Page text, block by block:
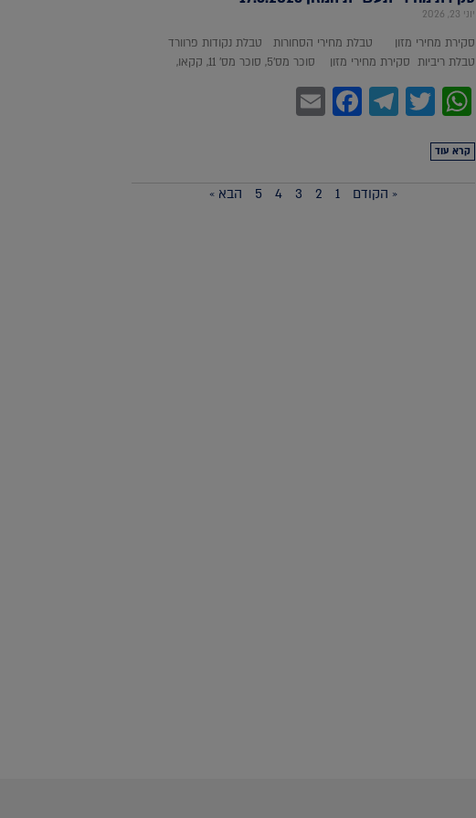
יוני 23, 2026
סקירת מחירי מזון טבלת מחירי הסחורות טבלת נקודות פרוורד
טבלת ריביות סקירת מחירי מזון סוכר מס'5, סוכר מס' 11, קקאו,
WhatsApp
Twitter
Telegram
Facebook
Email
קרא עוד
« הקודם 1
2
3
4
5 הבא »